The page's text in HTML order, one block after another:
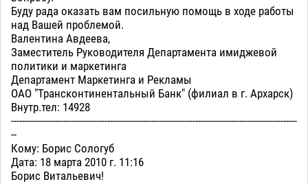
Буду рада оказать вам посильную помощь в ходе работы
над Вашей проблемой.
Валентина Авдеева,
Заместитель Руководителя Департамента имиджевой
политики и маркетинга
Департамент Маркетинга и Рекламы
ОАО "Трансконтинентальный Банк" (филиал в г. Архарск)
Внутр.тел: 14928
--------------------------------------------------------------------------------------------------------
--
Кому: Борис Сологуб
Дата: 18 марта 2010 г. 11:16
Борис Витальевич!